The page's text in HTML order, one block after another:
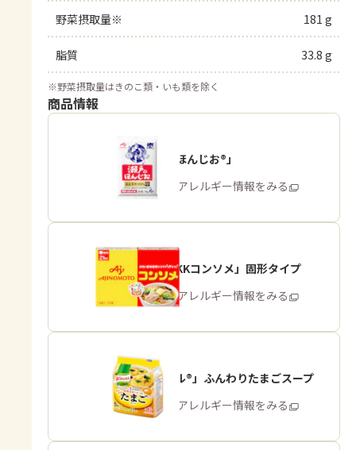
野菜摂取量※ 181 g
脂質 33.8 g
※野菜摂取量はきのこ類・いも類を除く
商品情報
「瀬戸のほんじお®」
商品・アレルギー情報をみる
「味の素KKコンソメ」固形タイプ
商品・アレルギー情報をみる
「クノール®」ふんわりたまごスープ
商品・アレルギー情報をみる